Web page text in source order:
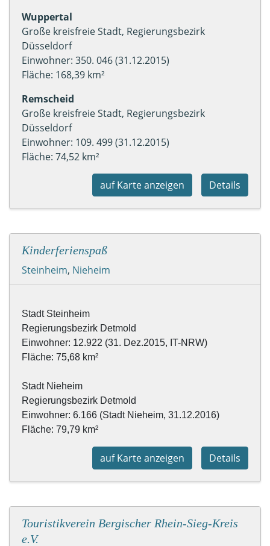
Wuppertal
Große kreisfreie Stadt, Regierungsbezirk
Düsseldorf
Einwohner: 350. 046 (31.12.2015)
Fläche: 168,39 km²
Remscheid
Große kreisfreie Stadt, Regierungsbezirk
Düsseldorf
Einwohner: 109. 499 (31.12.2015)
Fläche: 74,52 km²
Details
auf Karte anzeigen
Kinderferienspaß
Steinheim, Nieheim
Stadt Steinheim
Regierungsbezirk Detmold
Einwohner: 12.922 (31. Dez.2015, IT-NRW)
Fläche: 75,68 km²
Stadt Nieheim
Regierungsbezirk Detmold
Einwohner: 6.166 (Stadt Nieheim, 31.12.2016)
Fläche: 79,79 km²
Details
auf Karte anzeigen
Touristikverein Bergischer Rhein-Sieg-Kreis
e.V.